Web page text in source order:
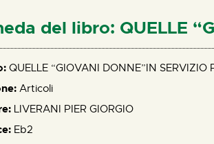
del libro: QUELLE
QUELLE “GIOVANI DONNE”IN SERVIZIO
Articoli
LIVERANI PIER GIORGIO
Eb2